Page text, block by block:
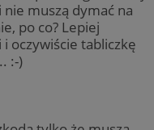
muszą dymać na
po co? Lepiej
oczywiście tabliczkę
:-)